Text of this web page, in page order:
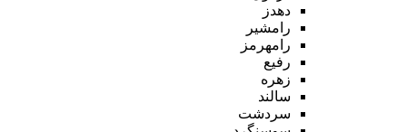
دهدز
رامشیر
رامهرمز
رفیع
زهره
سالند
سردشت